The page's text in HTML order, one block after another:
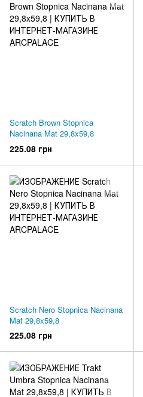
Scratch Brown Stopnica
Nacinana Mat 29,8x59,8
225.08 грн
Scratch Nero Stopnica Nacinana
Mat 29,8x59,8
225.08 грн